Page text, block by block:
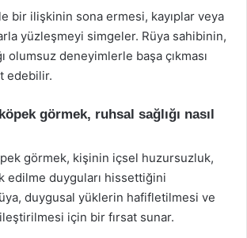
bir ilişkinin sona ermesi, kayıplar veya
yüzleşmeyi simgeler. Rüya sahibinin,
olumsuz deneyimlerle başa çıkması
edebilir.
görmek, ruhsal sağlığı nasıl
görmek, kişinin içsel huzursuzluk,
edilme duyguları hissettiğini
duygusal yüklerin hafifletilmesi ve
için bir fırsat sunar.